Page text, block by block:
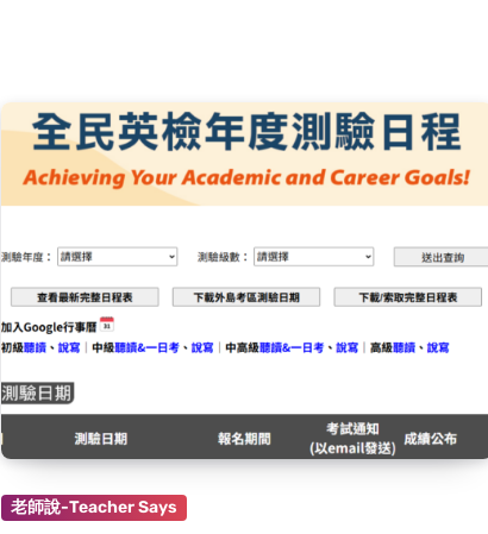
老師說-Teacher Says